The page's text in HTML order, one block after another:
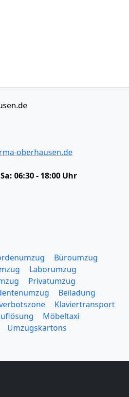
oberhausen.de
06:30 - 18:00 Uhr
Büroumzug
Laborumzug
Privatumzug
Beiladung
Klaviertransport
Möbeltaxi
Umzugskartons